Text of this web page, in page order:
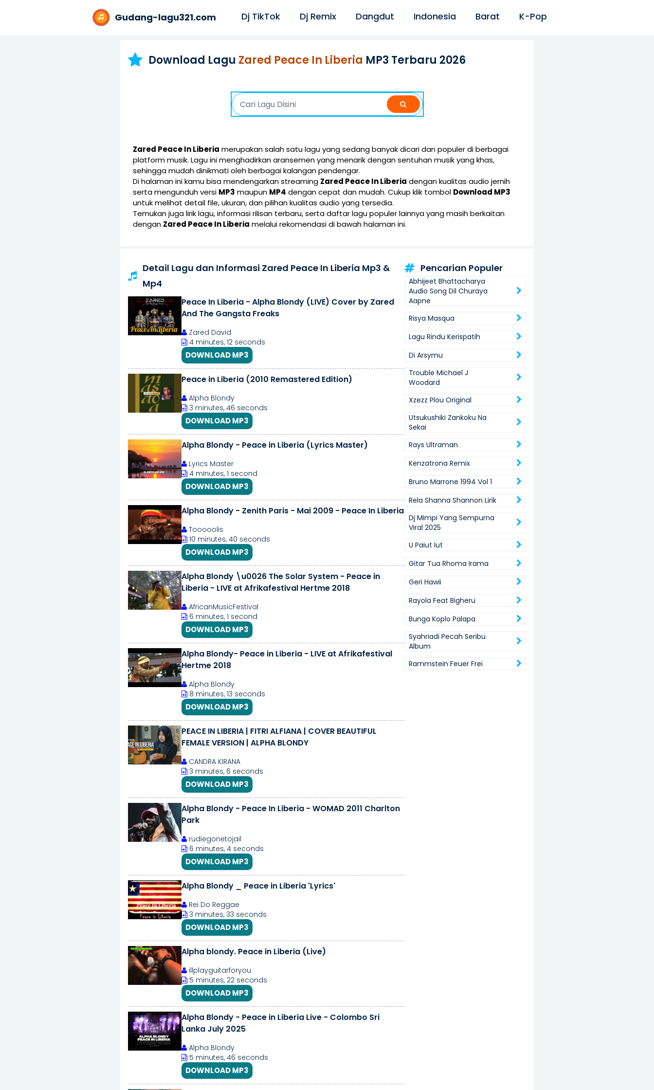
Gudang-lagu321.com Dj TikTok Dj Remix Dangdut Indonesia Barat K-Pop
Download Lagu Zared Peace In Liberia MP3 Terbaru 2026
Zared Peace In Liberia merupakan salah satu lagu yang sedang banyak dicari dan populer di berbagai
platform musik. Lagu ini menghadirkan aransemen yang menarik dengan sentuhan musik yang khas,
sehingga mudah dinikmati oleh berbagai kalangan pendengar.
Di halaman ini kamu bisa mendengarkan streaming Zared Peace In Liberia dengan kualitas audio jernih
serta mengunduh versi MP3 maupun MP4 dengan cepat dan mudah. Cukup klik tombol Download MP3
untuk melihat detail file, ukuran, dan pilihan kualitas audio yang tersedia.
Temukan juga lirik lagu, informasi rilisan terbaru, serta daftar lagu populer lainnya yang masih berkaitan
dengan Zared Peace In Liberia melalui rekomendasi di bawah halaman ini.
Detail Lagu dan Informasi Zared Peace In Liberia Mp3 &
Mp4
Peace In Liberia - Alpha Blondy (LIVE) Cover by Zared
And The Gangsta Freaks
Zared David
4 minutes, 12 seconds
DOWNLOAD MP3
Peace in Liberia (2010 Remastered Edition)
Alpha Blondy
3 minutes, 46 seconds
DOWNLOAD MP3
Alpha Blondy - Peace in Liberia (Lyrics Master)
Lyrics Master
4 minutes, 1 second
DOWNLOAD MP3
Alpha Blondy - Zenith Paris - Mai 2009 - Peace In Liberia
Tooooolis
10 minutes, 40 seconds
DOWNLOAD MP3
Alpha Blondy \u0026 The Solar System - Peace in
Liberia - LIVE at Afrikafestival Hertme 2018
AfricanMusicFestival
6 minutes, 1 second
DOWNLOAD MP3
Alpha Blondy- Peace in Liberia - LIVE at Afrikafestival
Hertme 2018
Alpha Blondy
8 minutes, 13 seconds
DOWNLOAD MP3
PEACE IN LIBERIA | FITRI ALFIANA | COVER BEAUTIFUL
FEMALE VERSION | ALPHA BLONDY
CANDRA KIRANA
3 minutes, 6 seconds
DOWNLOAD MP3
Alpha Blondy - Peace In Liberia - WOMAD 2011 Charlton
Park
rudiegonetojail
6 minutes, 4 seconds
DOWNLOAD MP3
Alpha Blondy _ Peace in Liberia 'Lyrics'
Rei Do Reggae
3 minutes, 33 seconds
DOWNLOAD MP3
Alpha blondy. Peace in Liberia (Live)
illplayguitarforyou
5 minutes, 22 seconds
DOWNLOAD MP3
Alpha Blondy - Peace in Liberia Live - Colombo Sri
Lanka July 2025
Alpha Blondy
5 minutes, 46 seconds
DOWNLOAD MP3
Pencarian Populer
Abhijeet Bhattacharya
Audio Song Dil Churaya
Aapne
Risya Masqua
Lagu Rindu Kerispatih
Di Arsymu
Trouble Michael J
Woodard
Xzezz Plou Original
Utsukushiki Zankoku Na
Sekai
Rays Ultraman
Kenzatrona Remix
Bruno Marrone 1994 Vol 1
Rela Shanna Shannon Lirik
Dj Mimpi Yang Sempurna
Viral 2025
U Paiut Iut
Gitar Tua Rhoma Irama
Geri Hawii
Rayola Feat Bigheru
Bunga Koplo Palapa
Syahriadi Pecah Seribu
Album
Rammstein Feuer Frei